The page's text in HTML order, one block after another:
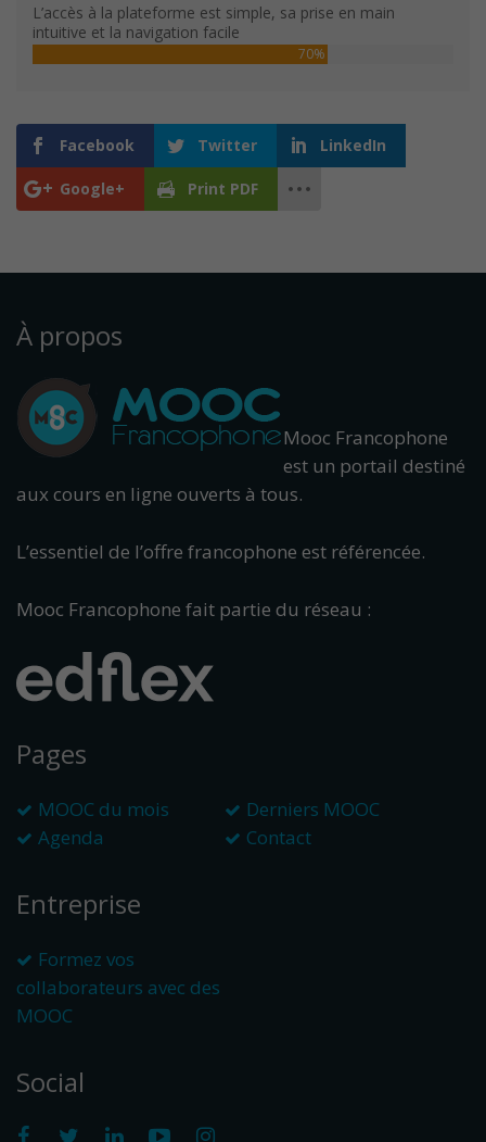
L’accès à la plateforme est simple, sa prise en main
intuitive et la navigation facile
70%
Facebook Twitter LinkedIn
Google+ Print PDF
À propos
Mooc Francophone
est un portail destiné
aux cours en ligne ouverts à tous.
L’essentiel de l’offre francophone est référencée.
Mooc Francophone fait partie du réseau :
Pages
MOOC du mois
Derniers MOOC
Agenda
Contact
Entreprise
Formez vos
collaborateurs avec des
MOOC
Social